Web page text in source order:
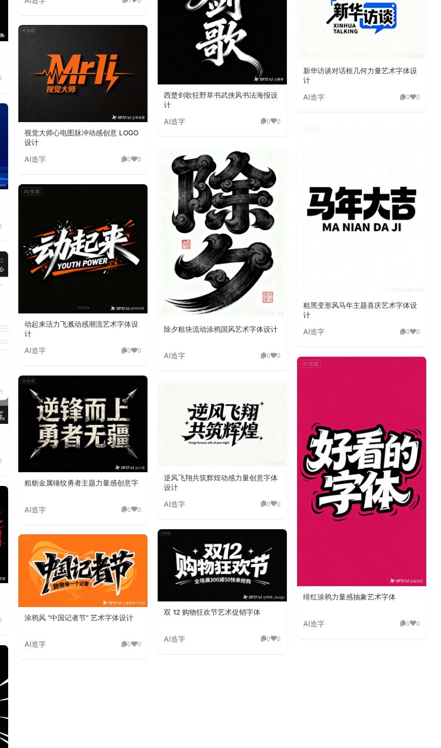
西楚剑歌狂野草书武侠风书法海报设
计
AI造字 0 0
视觉大师心电图脉冲动感创意 LOGO
设计
AI造字 0 0
除夕粗块流动涂鸦国风艺术字体设计
AI造字 0 0
新华访谈对话框几何力量艺术字体设
计
AI造字 0 0
动起来活力飞溅动感潮流艺术字体设
计
AI造字 0 0
逆风飞翔共筑辉煌动感力量创意字体
设计
AI造字 0 0
粗黑变形风马年主题喜庆艺术字体设
计
AI造字 0 0
粗粝金属锤纹勇者主题力量感创意字
AI造字 0 0
双 12 购物狂欢节艺术促销字体
AI造字 0 0
绯红涂鸦力量感抽象艺术字体
AI造字 0 0
涂鸦风 “中国记者节” 艺术字体设计
AI造字 0 0